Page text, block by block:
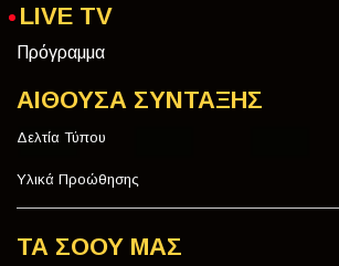
LIVE TV
Πρόγραμμα
ΑΙΘΟΥΣΑ ΣΥΝΤΑΞΗΣ
Δελτία Τύπου
Υλικά Προώθησης
ΤΑ ΣΟΟΥ ΜΑΣ